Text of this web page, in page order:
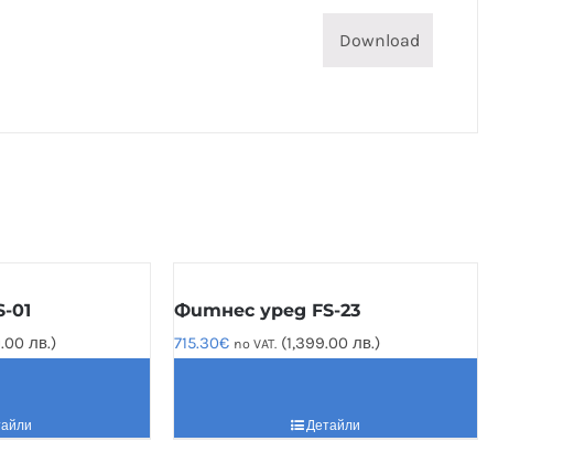
Download
01
лв.)
Фитнес уред FS-23
715.30€ no VAT. (1,399.00 лв.)
Детайли